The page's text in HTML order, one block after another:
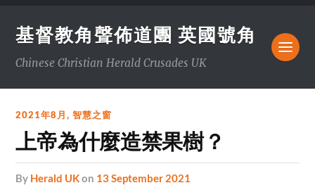
基督教角聲佈道團 英國號角
Chinese Christian Herald Crusades UK
2021年8月,智慧之窗
上帝為什麼造禁果樹？
by Herald UKon 13 September 2021